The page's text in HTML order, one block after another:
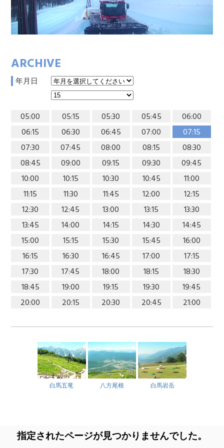
ARCHIVE
年月日
05:00 05:15 05:30 05:45
06:00
06:15
06:30 06:45 07:00
07:15
07:30
07:45 08:00 08:15
08:30
08:45
09:00 09:15 09:30
09:45
10:00
10:15 10:30 10:45
11:00
11:15
11:30 11:45 12:00
12:15
12:30
12:45 13:00 13:15
13:30
13:45
14:00 14:15 14:30
14:45
15:00
15:15 15:30 15:45
16:00
16:15
16:30 16:45 17:00
17:15
17:30
17:45 18:00 18:15
18:30
18:45
19:00 19:15 19:30
19:45
20:00
20:15 20:30 20:45 21:00
白馬五竜 八方尾根 白馬岩岳